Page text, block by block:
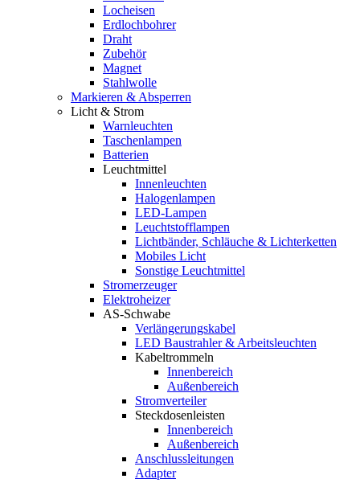
Locheisen
Erdlochbohrer
Draht
Zubehör
Magnet
Stahlwolle
Markieren & Absperren
Licht & Strom
Warnleuchten
Taschenlampen
Batterien
Leuchtmittel
Innenleuchten
Halogenlampen
LED-Lampen
Leuchtstofflampen
Lichtbänder, Schläuche & Lichterketten
Mobiles Licht
Sonstige Leuchtmittel
Stromerzeuger
Elektroheizer
AS-Schwabe
Verlängerungskabel
LED Baustrahler & Arbeitsleuchten
Kabeltrommeln
Innenbereich
Außenbereich
Stromverteiler
Steckdosenleisten
Innenbereich
Außenbereich
Anschlussleitungen
Adapter